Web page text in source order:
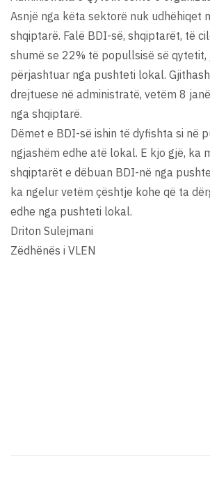
Asnjë nga këta sektorë nuk udhëhiqet
shqiptarë. Falë BDI-së, shqiptarët, të
shumë se 22% të popullsisë së
përjashtuar nga pushteti lokal.
drejtuese në administratë, vetëm 8
nga shqiptarë.
Dëmet e BDI-së ishin të dyfishta si në
ngjashëm edhe atë lokal. E kjo gjë, ka
shqiptarët e dëbuan BDI-në nga
ka ngelur vetëm çështje kohe që ta
edhe nga pushteti lokal.
Driton Sulejmani
Zëdhënës i VLEN